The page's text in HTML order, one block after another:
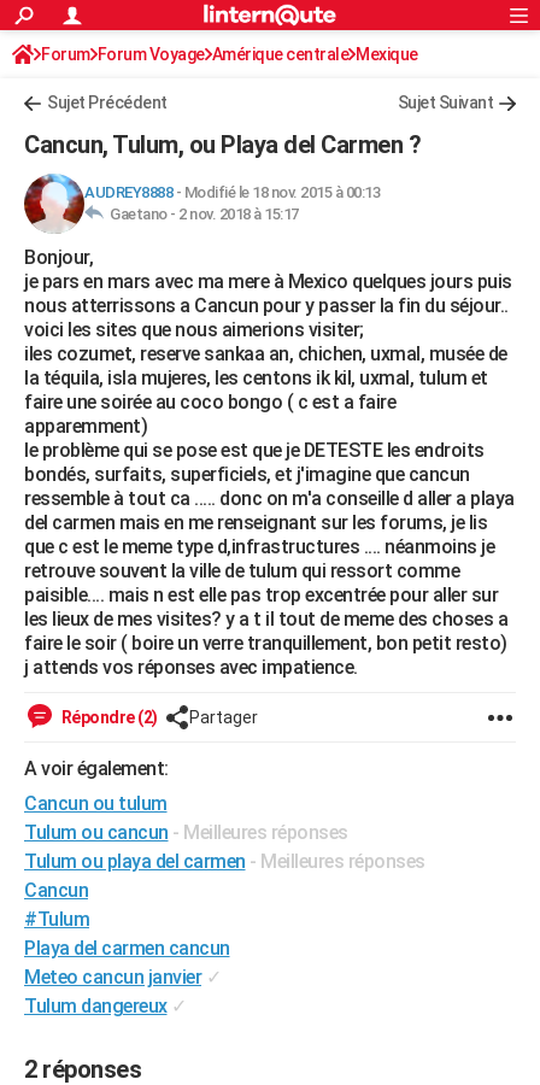
ACTUALITÉS
Politique
Société
Faits Divers
Education
Monde
Villes
+
FINANCE
Retraite
Impôts
Epargne
Immobilier
Risques naturels par ville
Banque
Assurance
Crédit
AUTO
Essais
Réserver un essai
Citadines
Berlines
SUV
Forum auto
+HIGH-TECH
Mobiles
Meilleur smartphone
Internet
Ordinateurs
Jeux vidéo
Guide high-tech
+BRICOLAGE
Forum
Aménagement intérieur
Extérieur
Cuisine
Salle de bains
Jardinage
Rangement
WEEK-END
Guides de France
Week-end nature
LIFESTYLE
Art de vivre
Bien-être
Loisirs
Mode
Modes de vie
SANTE
Alimentation
Guide de la santé
Maladies
Médicaments
Sommeil
VOYAGE
Destinations
City break
Voyage nature
Voyage de noces
Forum
Climat
+PHOTO
GUIDES D'ACHAT
BONS PLANS
CARTE DE VOEUX
Carte de Noël
Carte Bonne année
Carte Saint-Valentin
Carte Pâques
Carte d'anniversaire
DICTIONNAIRE
Dictionnaire
Biographies
Citations
Expressions
Proverbes
PROGRAMME TV
COPAINS D'AVANT
S'inscrire
Se connecter
Lycées
Collèges
Primaires
Universités
Entreprises
Service militaire
Avis de recherche
AVIS DE DÉCÈS
FORUM
Bricolage
Lifestyle
Culture
Sport
Auto
Television
Voyage
Cinema
S'inscrire
Connexion
Forum Forum Voyage Amérique centrale Mexique
Sujet Précédent Sujet Suivant
Cancun, Tulum, ou Playa del Carmen ?
AUDREY8888- Modifié le 18 nov. 2015 à 00:13
Gaetano - 2 nov. 2018 à 15:17
Bonjour,
je pars en mars avec ma mere à Mexico quelques jours puis
nous atterrissons a Cancun pour y passer la fin du séjour..
voici les sites que nous aimerions visiter;
iles cozumet, reserve sankaa an, chichen, uxmal, musée de
la téquila, isla mujeres, les centons ik kil, uxmal, tulum et
faire une soirée au coco bongo ( c est a faire
apparemment)
le problème qui se pose est que je DETESTE les endroits
bondés, surfaits, superficiels, et j'imagine que cancun
ressemble à tout ca ..... donc on m'a conseille d aller a playa
del carmen mais en me renseignant sur les forums, je lis
que c est le meme type d,infrastructures .... néanmoins je
retrouve souvent la ville de tulum qui ressort comme
paisible.... mais n est elle pas trop excentrée pour aller sur
les lieux de mes visites? y a t il tout de meme des choses a
faire le soir ( boire un verre tranquillement, bon petit resto)
j attends vos réponses avec impatience.
Répondre (2) Partager
A voir également:
Cancun ou tulum
Tulum ou cancun - Meilleures réponses
Tulum ou playa del carmen - Meilleures réponses
Cancun
#Tulum
Playa del carmen cancun
Meteo cancun janvier ✓
Tulum dangereux ✓
2 réponses